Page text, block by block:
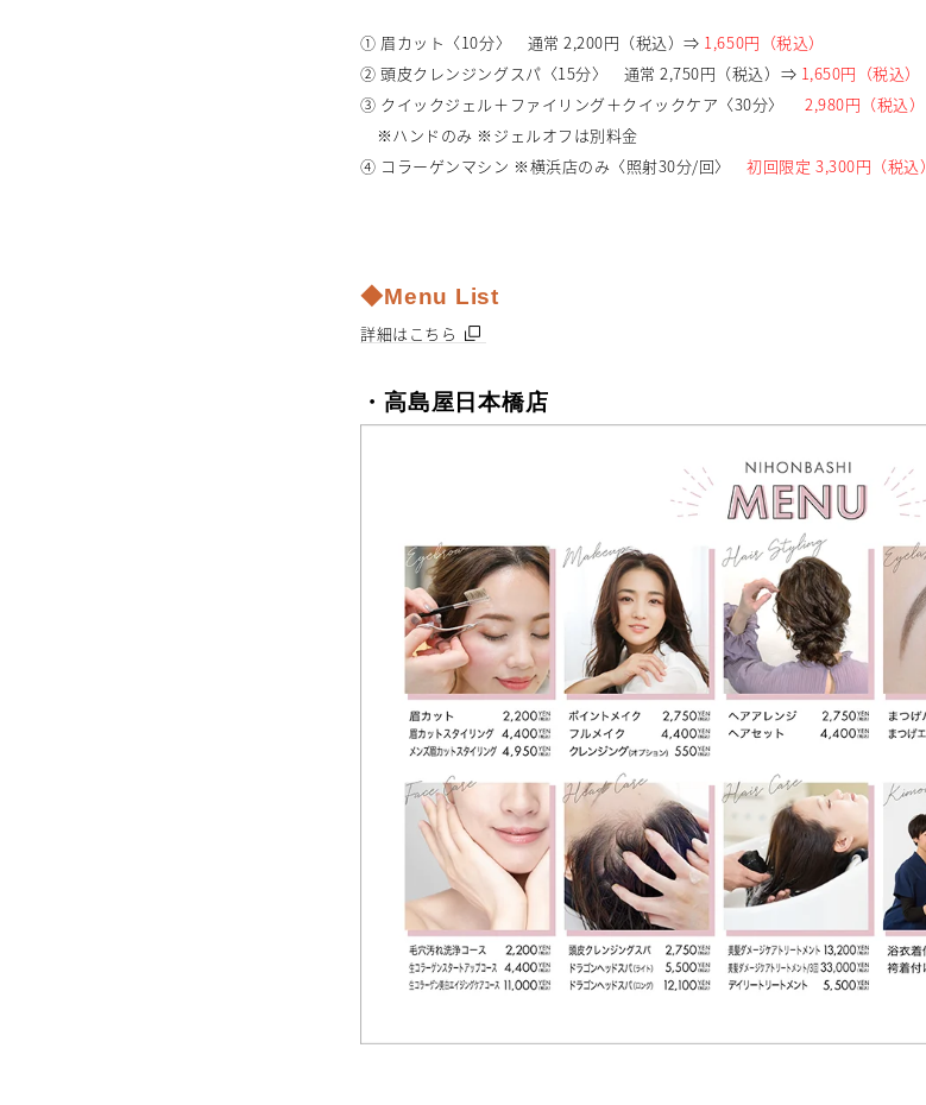
① 眉カット〈10分〉 通常 2,200円（税込）⇒ 1,650円（税込）
② 頭皮クレンジングスパ〈15分〉 通常 2,750円（税込）⇒ 1,650円（税込）
③ クイックジェル＋ファイリング＋クイックケア〈30分〉 2,980円（税込）
※ハンドのみ ※ジェルオフは別料金
④ コラーゲンマシン ※横浜店のみ〈照射30分/回〉初回限定 3,300円（税込）
◆Menu List
詳細はこちら
・高島屋日本橋店